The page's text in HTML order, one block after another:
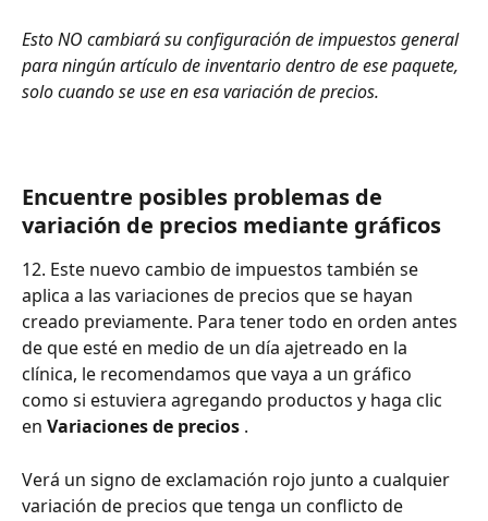
Esto NO cambiará su configuración de impuestos general
para ningún artículo de inventario dentro de ese paquete,
solo cuando se use en esa variación de precios.
Encuentre posibles problemas de
variación de precios mediante gráficos
12. Este nuevo cambio de impuestos también se
aplica a las variaciones de precios que se hayan
creado previamente. Para tener todo en orden antes
de que esté en medio de un día ajetreado en la
clínica, le recomendamos que vaya a un gráfico
como si estuviera agregando productos y haga clic
en Variaciones de precios .
Verá un signo de exclamación rojo junto a cualquier
variación de precios que tenga un conflicto de